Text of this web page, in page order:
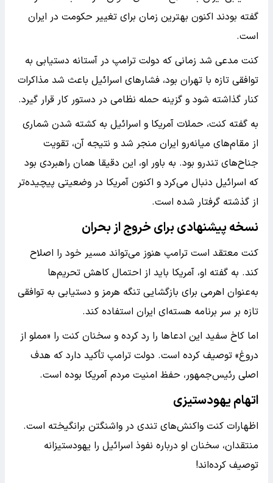
گفته بودند اکنون بهترین زمان برای تغییر حکومت در ایران
است.
کنت مدعی شد زمانی که دولت ترامپ در آستانه دستیابی به
توافقی تازه با تهران بود، فشارهای اسرائیل باعث شد مذاکرات
کنار گذاشته شود و گزینه حمله نظامی در دستور کار قرار گیرد.
به گفته کنت، حملات آمریکا و اسرائیل به کشته شدن شماری
از مقام‌های میانه‌رو ایران منجر شد و نتیجه آن، تقویت
جناح‌های تندرو بود. به باور او، این دقیقا همان راهبردی بود
که اسرائیل دنبال می‌کرد و اکنون آمریکا در وضعیتی پیچیده‌تر
از گذشته گرفتار شده است.
نسخه پیشنهادی برای خروج از بحران
کنت معتقد است ترامپ هنوز می‌تواند مسیر خود را اصلاح
کند. به گفته او، آمریکا باید از احتمال کاهش تحریم‌ها
به‌عنوان اهرمی برای بازگشایی تنگه هرمز و دستیابی به توافقی
تازه بر سر برنامه هسته‌ای ایران استفاده کند.
اما کاخ سفید این ادعاها را رد کرده و سخنان کنت را «مملو از
دروغ» توصیف کرده است. دولت ترامپ تأکید دارد که هدف
اصلی رئیس‌جمهور، حفظ امنیت مردم آمریکا بوده است.
اتهام یهودستیزی
اظهارات کنت واکنش‌های تندی در واشنگتن برانگیخته است.
منتقدان، سخنان او درباره نفوذ اسرائیل را یهودستیزانه
توصیف کرده‌اند!